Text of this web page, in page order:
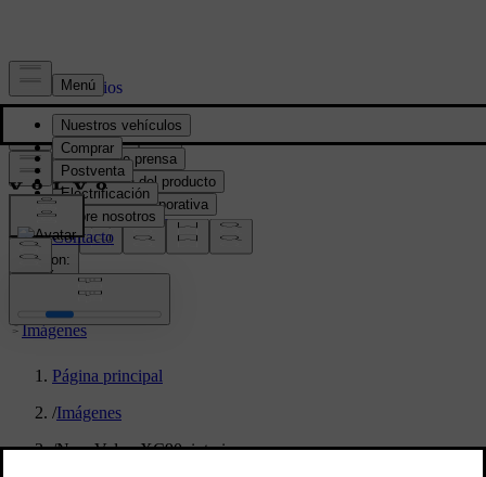
Prensa y Medios
Material de prensa
Información del producto
Información corporativa
Contacto de medios
location:
PY
Imágenes
Página principal
/Imágenes
/New Volvo XC90: interior